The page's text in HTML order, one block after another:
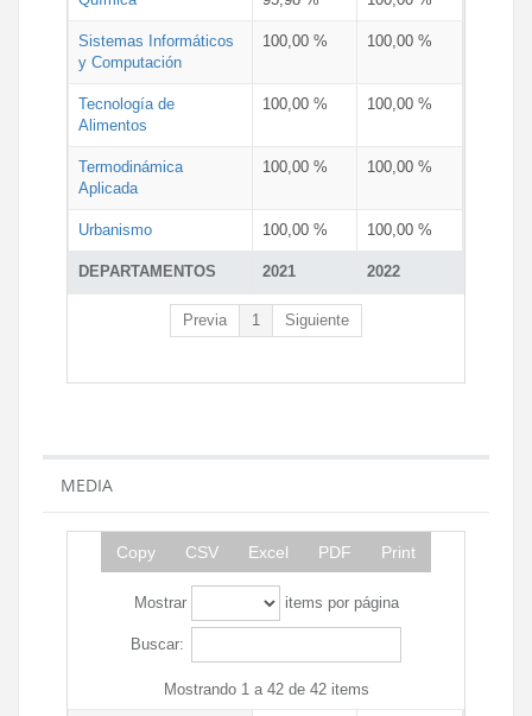
DEPARTAMENTOS 2021 2022
Sistemas Informáticos
y Computación
100,00 % 100,00 %
Tecnología de
Alimentos
100,00 % 100,00 %
Termodinámica
Aplicada
100,00 % 100,00 %
Urbanismo 100,00 % 100,00 %
Previa 1 Siguiente
MEDIA
Copy CSV Excel PDF Print
Mostrar items por página
Buscar:
Mostrando 1 a 42 de 42 items